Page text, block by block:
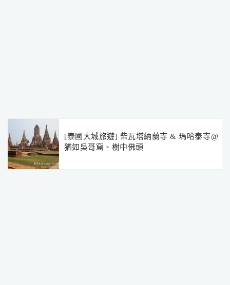
[泰國大城旅遊] 柴瓦塔納蘭寺 & 瑪哈泰寺@
猶如吳哥窟、樹中佛頭